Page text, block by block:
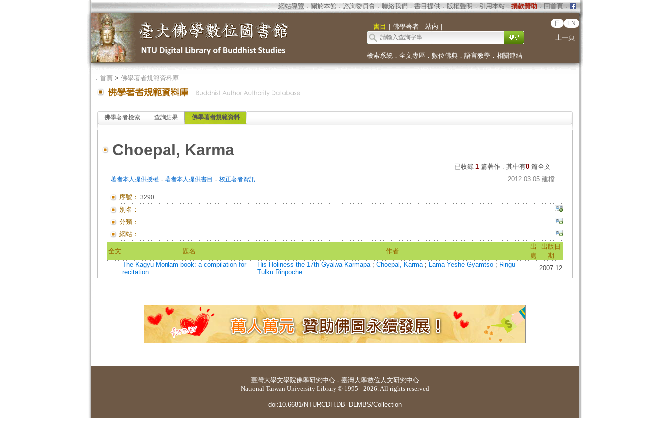
網站導覽 ． 關於本館． 諮詢委員會． 聯絡我們 ． 書目提供． 版權聲明 ． 引用本站． 捐款贊助．回首頁．
｜ 書目 ｜ 佛學著者｜ 站內 ｜ 日 EN
上一頁
檢索系統． 全文專區 ． 數位佛典． 語言教學． 相關連結
． 首頁> 佛學著者規範資料庫
佛學著者檢索 查詢結果 佛學著者規範資料
Choepal, Karma
已收錄 1 篇著作，其中有0篇全文
著者本人提供授權． 著者本人提供書目 ． 校正著者資訊 2012.03.05 建檔
序號： 3290
別名：
分類：
網站：
全文 題名 作者
出
處
出版日
期
The Kagyu Monlam book: a compilation for
recitation
His Holiness the 17th Gyalwa Karmapa ; Choepal, Karma ; Lama Yeshe Gyamtso ; Ringu
Tulku Rinpoche
2007.12
臺灣大學文學院佛學研究中心 ． 臺灣大學數位人文研究中心
National Taiwan University Library © 1995 - 2026. All rights reserved
doi:10.6681/NTURCDH.DB_DLMBS/Collection